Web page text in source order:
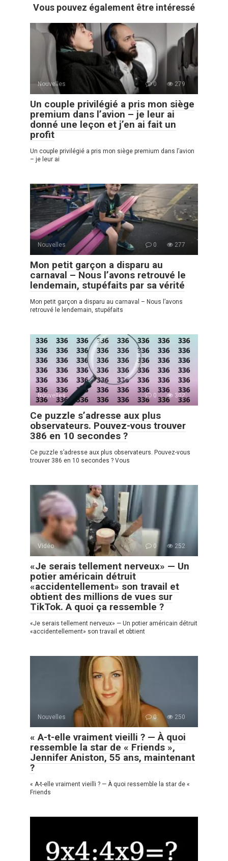
Vous pouvez également être intéressé
Nouvelles 0 279
Un couple privilégié a pris mon siège
premium dans l’avion – je leur ai
donné une leçon et j’en ai fait un
profit
Un couple privilégié a pris mon siège premium dans l’avion
– je leur ai
Nouvelles 0 277
Mon petit garçon a disparu au
carnaval – Nous l’avons retrouvé le
lendemain, stupéfaits par sa vérité
Mon petit garçon a disparu au carnaval – Nous l’avons
retrouvé le lendemain, stupéfaits
Nouvelles 0 302
Ce puzzle s’adresse aux plus
observateurs. Pouvez-vous trouver
386 en 10 secondes ?
Ce puzzle s’adresse aux plus observateurs. Pouvez-vous
trouver 386 en 10 secondes ? Vous
Vidéo 0 252
«Je serais tellement nerveux» — Un
potier américain détruit
«accidentellement» son travail et
obtient des millions de vues sur
TikTok. A quoi ça ressemble ?
«Je serais tellement nerveux» — Un potier américain détruit
«accidentellement» son travail et obtient
Nouvelles 0 250
« A-t-elle vraiment vieilli ? — À quoi
ressemble la star de « Friends »,
Jennifer Aniston, 55 ans, maintenant
?
« A-t-elle vraiment vieilli ? — À quoi ressemble la star de «
Friends